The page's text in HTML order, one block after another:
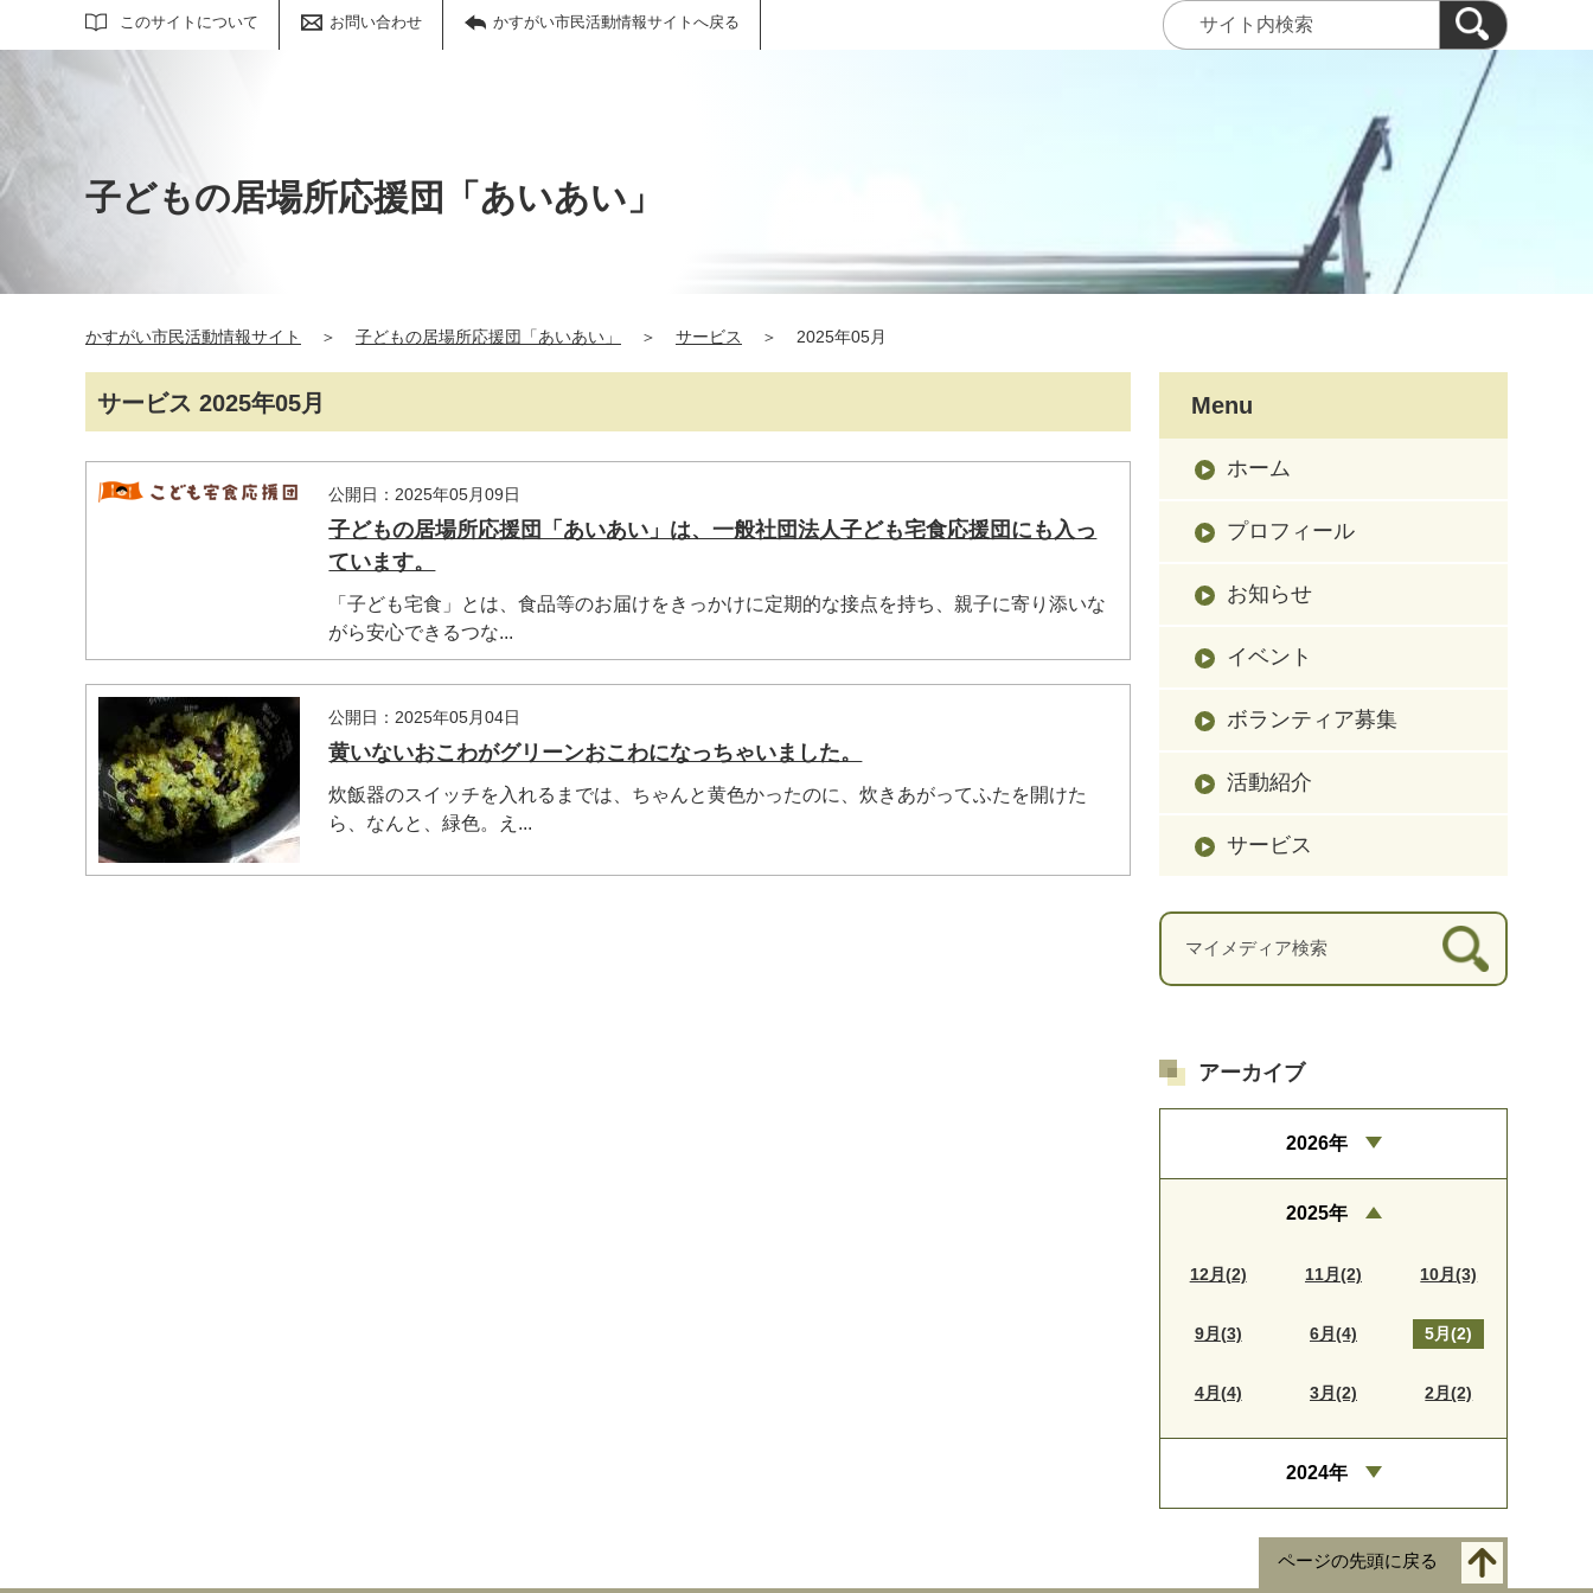
このサイトについて お問い合わせ かすがい市民活動情報サイトへ戻る
サイト内検索
子どもの居場所応援団「あいあい」
かすがい市民活動情報サイト ＞ 子どもの居場所応援団「あいあい」 ＞ サービス ＞ 2025年05月
サービス 2025年05月
公開日：2025年05月09日
子どもの居場所応援団「あいあい」は、一般社団法人子ども宅食応援団にも入っ
ています。
「子ども宅食」とは、食品等のお届けをきっかけに定期的な接点を持ち、親子に寄り添いな
がら安心できるつな...
公開日：2025年05月04日
黄いないおこわがグリーンおこわになっちゃいました。
炊飯器のスイッチを入れるまでは、ちゃんと黄色かったのに、炊きあがってふたを開けた
ら、なんと、緑色。え...
Menu
ホーム
プロフィール
お知らせ
イベント
ボランティア募集
活動紹介
サービス
アーカイブ
2026年
2025年
12月(2) 11月(2) 10月(3)
9月(3) 6月(4) 5月(2)
4月(4) 3月(2) 2月(2)
2024年
ページの先頭に戻る